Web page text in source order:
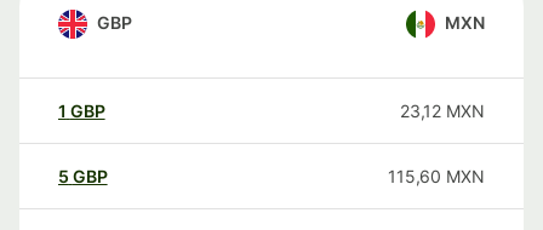
GBP MXN
1 GBP 23,12 MXN
5 GBP 115,60 MXN